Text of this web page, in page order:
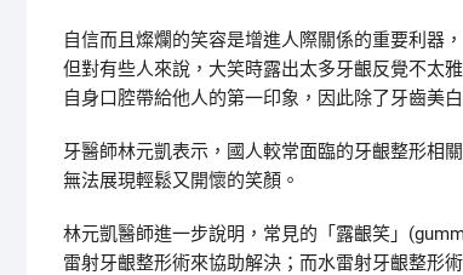
自信而且燦爛的笑容是增進人際關係的重要利器
但對有些人來說，大笑時露出太多牙齦反覺不太
自身口腔帶給他人的第一印象，因此除了牙齒美
牙醫師林元凱表示，國人較常面臨的牙齦整形相
無法展現輕鬆又開懷的笑顏。
林元凱醫師進一步說明，常見的「露齦笑」
雷射牙齦整形術來協助解決；而水雷射牙齦整形